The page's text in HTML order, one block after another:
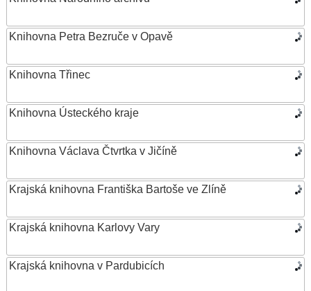
Knihovna Petra Bezruče v Opavě
Knihovna Třinec
Knihovna Ústeckého kraje
Knihovna Václava Čtvrtka v Jičíně
Krajská knihovna Františka Bartoše ve Zlíně
Krajská knihovna Karlovy Vary
Krajská knihovna v Pardubicích